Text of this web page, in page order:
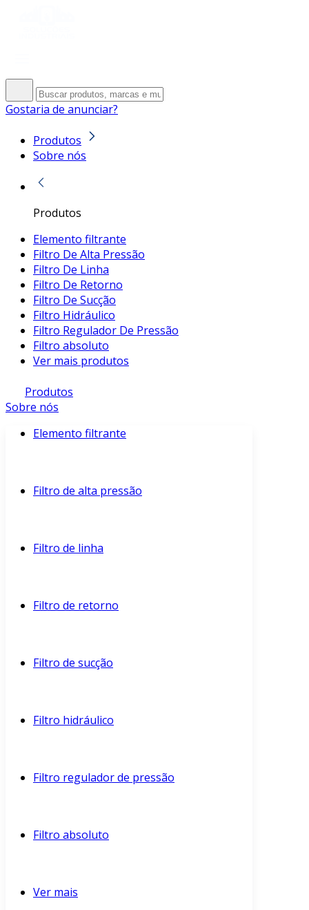
Gostaria de anunciar?
Produtos
Sobre nós
Produtos
Elemento filtrante
Filtro De Alta Pressão
Filtro De Linha
Filtro De Retorno
Filtro De Sucção
Filtro Hidráulico
Filtro Regulador De Pressão
Filtro absoluto
Ver mais produtos
Produtos
Sobre nós
Elemento filtrante
Filtro de alta pressão
Filtro de linha
Filtro de retorno
Filtro de sucção
Filtro hidráulico
Filtro regulador de pressão
Filtro absoluto
Ver mais